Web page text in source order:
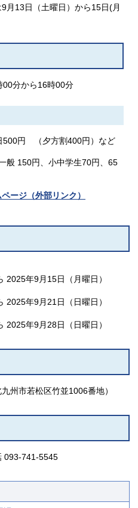
月13日（土曜日）から15日(月
分から16時00分
円 （夕方割400円）など
般 150円、小中学生70円、65
ージ（外部リンク）
2025年9月15日（月曜日）
2025年9月21日（日曜日）
2025年9月28日（日曜日）
州市若松区竹並1006番地）
093-741-5545